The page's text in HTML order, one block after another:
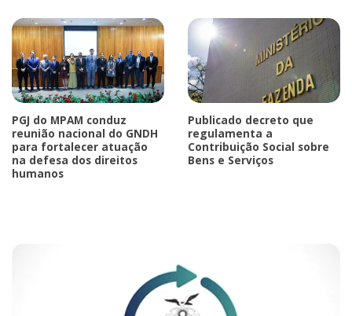
PGJ do MPAM conduz
reunião nacional do GNDH
para fortalecer atuação
na defesa dos direitos
humanos
Publicado decreto que
regulamenta a
Contribuição Social sobre
Bens e Serviços